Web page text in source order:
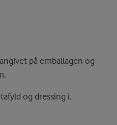
på emballagen og
og dressing i.